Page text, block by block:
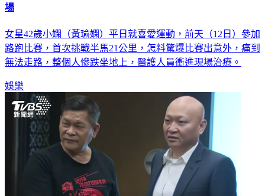
場
女星42歲小嫻（黃瑜嫻）平日就喜愛運動，前天（12日）參加
路跑比賽，首次挑戰半馬21公里，怎料驚爆比賽出意外，痛到
無法走路，整個人慘跌坐地上，醫護人員衝進現場治療。
娛樂